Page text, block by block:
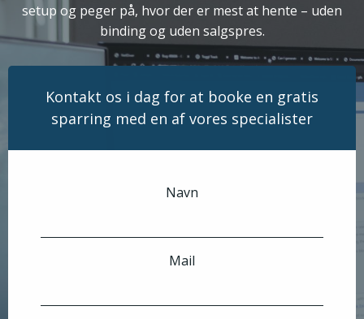
setup og peger på, hvor der er mest at hente – uden
binding og uden salgspres.
Kontakt os i dag for at booke en gratis
sparring med en af vores specialister
Navn
Mail